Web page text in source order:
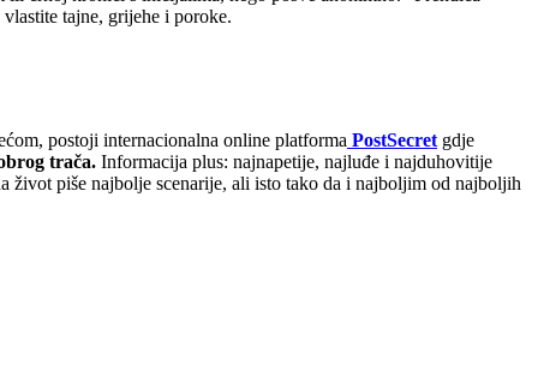
tajne, grijehe i poroke.
postoji internacionalna online platforma PostSecret gdje
trača. Informacija plus: najnapetije, najluđe i najduhovitije
život piše najbolje scenarije, ali isto tako da i najboljim od najboljih